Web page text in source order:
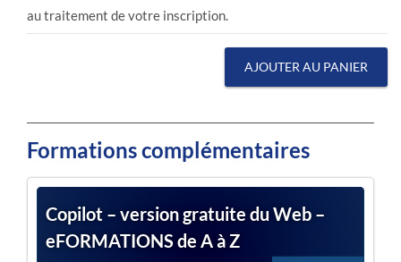
au traitement de votre inscription.
AJOUTER AU PANIER
Formations complémentaires
Copilot – version gratuite du Web –
eFORMATIONS de A à Z